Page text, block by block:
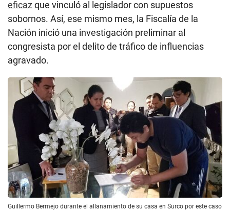
Guillermo Bermejo durante el allanamiento de su casa en Surco por este caso
Elcolaborador CE-29-2023 aseguró al Eficcop que
Guillermo Bermejo y dos personas de su entorno
recibían el 2 % de los contratosfinanciados por la
ARCC.Según dijo,un sobre manila con US$ 40 mil